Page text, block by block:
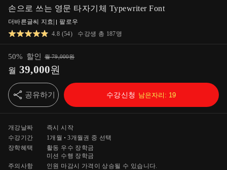
손으로 쓰는 영문 타자기체 Typewriter Font
더바른글씨 지효
팔로우
4.8 (54) 수강생 총 187명
50% 할인 월79,000원
월 39,000원
공유하기 수강신청 남은자리: 19
개강날짜
즉시 시작
수강기간
1개월 3개월 권 중 선택
장학혜택
활동 우수 장학금
미션 수행 장학금
주의사항
인원 마감시 가격이 상승될 수 있습니다.